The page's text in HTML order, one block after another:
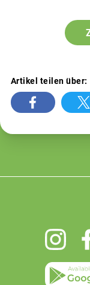
Artikel teilen über: